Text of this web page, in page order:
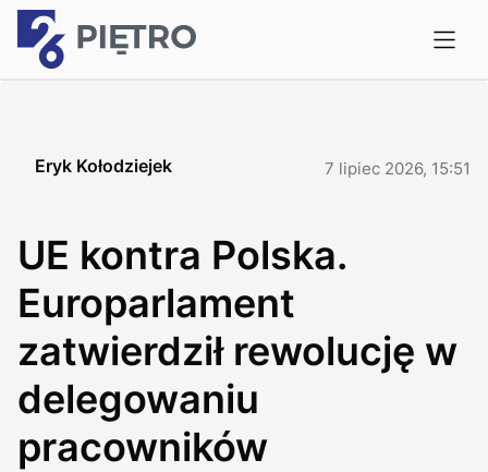
Eryk Kołodziejek 7 lipiec 2026, 15:51
UE kontra Polska.
Europarlament
zatwierdził rewolucję w
delegowaniu
pracowników